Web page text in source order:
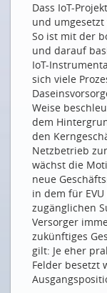
Schöne neue
ICT-
In feinen
NEUE
swissconnect AG
Drucken
Impressum
Dass IoT-
und
So ist mit der
und darauf
IoT-
sich viele
Weise
dem
den
Netzbetrieb
wächst die
neue
in dem für
zugänglichen
Versorger
zukünftiges
gilt: Je eher
Felder besetzt